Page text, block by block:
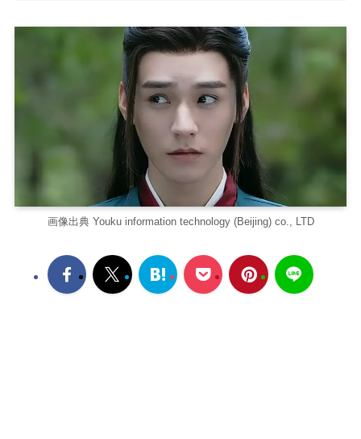
画像出典 Youku information technology (Beijing) co., LTD